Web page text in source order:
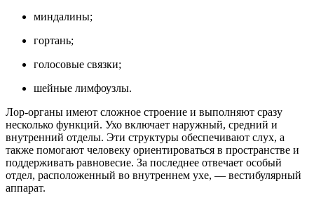
миндалины;
гортань;
голосовые связки;
шейные лимфоузлы.
Лор-органы имеют сложное строение и выполняют сразу
несколько функций. Ухо включает наружный, средний и
внутренний отделы. Эти структуры обеспечивают слух, а
также помогают человеку ориентироваться в пространстве и
поддерживать равновесие. За последнее отвечает особый
отдел, расположенный во внутреннем ухе, — вестибулярный
аппарат.